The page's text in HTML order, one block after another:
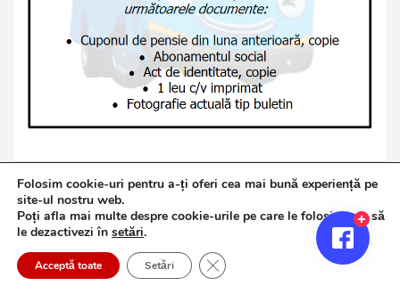
Copyright © 2026Jurnalul de Brăila
Politică de confidențialitate
Theme Horse
Proudly Powered by:WordPress
Folosim cookie-uri pentru a-ți oferi cea mai bună experiență pe
site-ul nostru web.
Poți afla mai multe despre cookie-urile pe care le folosim sau să
le dezactivezi în setări.
Acceptă toate Setări Close GDPR Cookie Banner